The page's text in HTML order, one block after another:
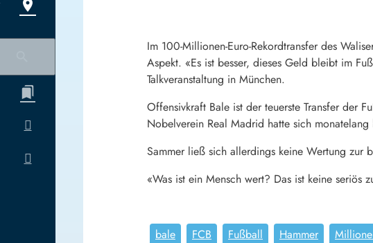
Im 100-Millionen-Euro-Rekordtransfer des
Aspekt. «Es ist besser, dieses Geld bleibt im
Talkveranstaltung in München.
Offensivkraft Bale ist der teuerste Transfer der
Nobelverein Real Madrid hatte sich
Sammer ließ sich allerdings keine Wertung zur
«Was ist ein Mensch wert? Das ist keine seriös
bale FCB Fußball Hammer